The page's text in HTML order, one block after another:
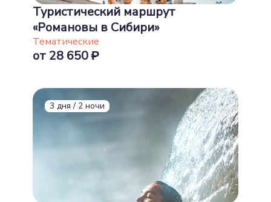
Туристический маршрут
«Романовы в Сибири»
Тематические
от 28 650
3 дня / 2 ночи